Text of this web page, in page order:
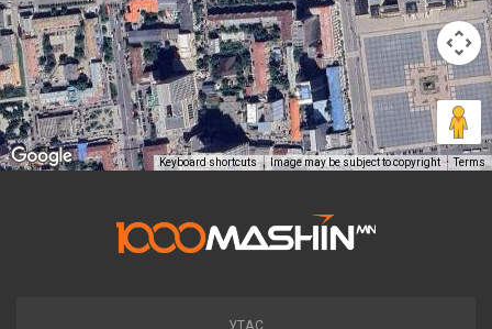
Keyboard shortcuts Image may be subject to copyright Terms